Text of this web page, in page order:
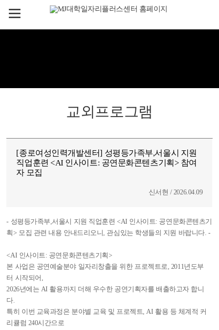
교외프로그램
[종로여성인력개발센터] 성평등가족부,서울시 지원
직업훈련 <AI 인사이트: 공연문화콘텐츠기획> 참여
자 모집
신서현 / 2026.04.09
- 성평등가족부,서울시 지원 직업훈련 <AI 인사이트: 공연문화콘텐츠기
획> 모집 관련 내용 안내드리오니, 관심있는 학생들의 지원 바랍니다. -
<AI 인사이트: 공연문화콘텐츠기획>
본 사업은 공연예술분야 일자리창출을 위한 프로젝트로, 2011년도부
터 시작되어,
2026년에는 AI 활용까지 더해 우수한 공연기획자를 배출하고자 합니
다.
특히 이번 교육과정은 분야별 교육 및 프로젝트, AI 활용 등 체계적 커
리큘럼 240시간으로